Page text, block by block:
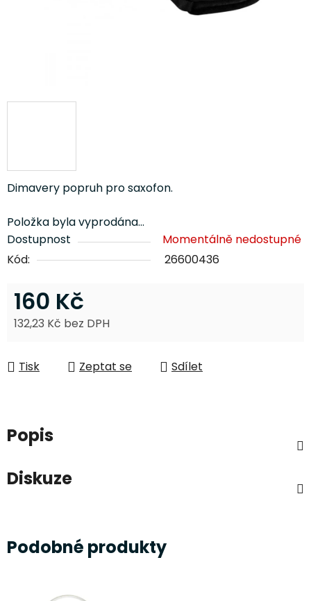
Dimavery popruh pro saxofon.
Položka byla vyprodána…
Dostupnost
Momentálně nedostupné
Kód:
26600436
160 Kč
132,23 Kč bez DPH
Tisk
Zeptat se Sdílet
Popis
Diskuze
Podobné produkty